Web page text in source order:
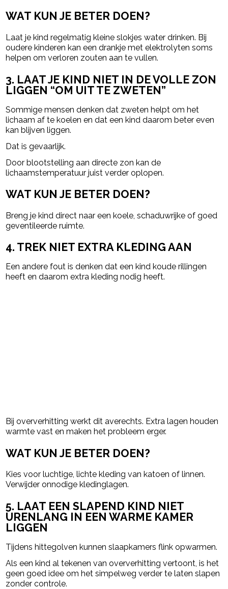
WAT KUN JE BETER DOEN?
Laat je kind regelmatig kleine slokjes water drinken. Bij
oudere kinderen kan een drankje met elektrolyten soms
helpen om verloren zouten aan te vullen.
3. LAAT JE KIND NIET IN DE VOLLE ZON
LIGGEN “OM UIT TE ZWETEN”
Sommige mensen denken dat zweten helpt om het
lichaam af te koelen en dat een kind daarom beter even
kan blijven liggen.
Dat is gevaarlijk.
Door blootstelling aan directe zon kan de
lichaamstemperatuur juist verder oplopen.
WAT KUN JE BETER DOEN?
Breng je kind direct naar een koele, schaduwrijke of goed
geventileerde ruimte.
4. TREK NIET EXTRA KLEDING AAN
Een andere fout is denken dat een kind koude rillingen
heeft en daarom extra kleding nodig heeft.
Bij oververhitting werkt dit averechts. Extra lagen houden
warmte vast en maken het probleem erger.
WAT KUN JE BETER DOEN?
Kies voor luchtige, lichte kleding van katoen of linnen.
Verwijder onnodige kledinglagen.
5. LAAT EEN SLAPEND KIND NIET
URENLANG IN EEN WARME KAMER
LIGGEN
Tijdens hittegolven kunnen slaapkamers flink opwarmen.
Als een kind al tekenen van oververhitting vertoont, is het
geen goed idee om het simpelweg verder te laten slapen
zonder controle.